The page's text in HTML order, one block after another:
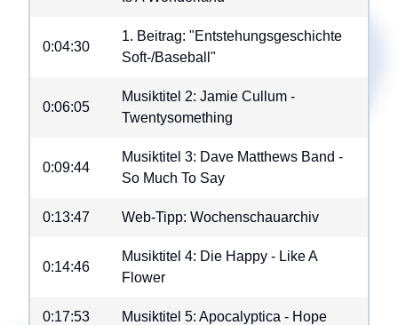
0:04:30
1. Beitrag: "Entstehungsgeschichte
Soft-/Baseball"
0:06:05
Musiktitel 2: Jamie Cullum -
Twentysomething
0:09:44
Musiktitel 3: Dave Matthews Band -
So Much To Say
0:13:47 Web-Tipp: Wochenschauarchiv
0:14:46
Musiktitel 4: Die Happy - Like A
Flower
0:17:53 Musiktitel 5: Apocalyptica - Hope